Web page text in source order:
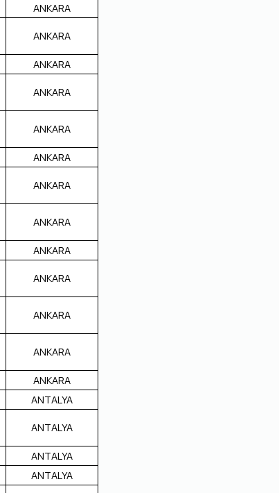
ANKARA
ANKARA
ANKARA
ANKARA
ANKARA
ANKARA
ANKARA
ANKARA
ANKARA
ANKARA
ANKARA
ANKARA
ANKARA
ANTALYA
ANTALYA
ANTALYA
ANTALYA